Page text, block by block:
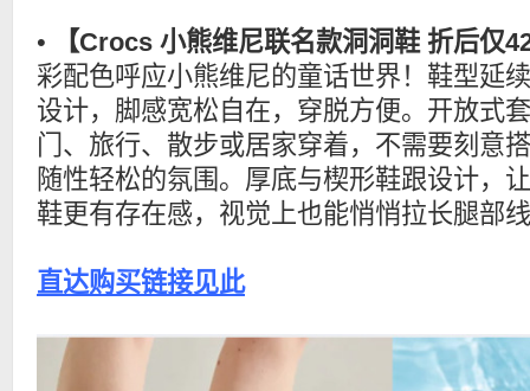
• 【Crocs 小熊维尼联名款洞洞鞋 折后仅
彩配色呼应小熊维尼的童话世界！鞋型延
设计，脚感宽松自在，穿脱方便。开放式
门、旅行、散步或居家穿着，不需要刻意
随性轻松的氛围。厚底与楔形鞋跟设计，
鞋更有存在感，视觉上也能悄悄拉长腿部
直达购买链接见此